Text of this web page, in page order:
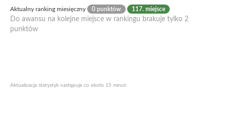
Aktualny ranking miesięczny 0 punktów 117. miejsce
Do awansu na kolejne miejsce w rankingu brakuje tylko 2
punktów
Aktualizacja statystyk następuje co około 15 minut.